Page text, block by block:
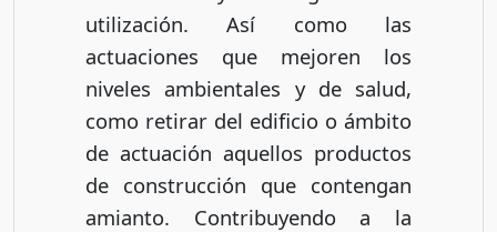
utilización. Así como las
actuaciones que mejoren los
niveles ambientales y de salud,
como retirar del edificio o ámbito
de actuación aquellos productos
de construcción que contengan
amianto. Contribuyendo a la